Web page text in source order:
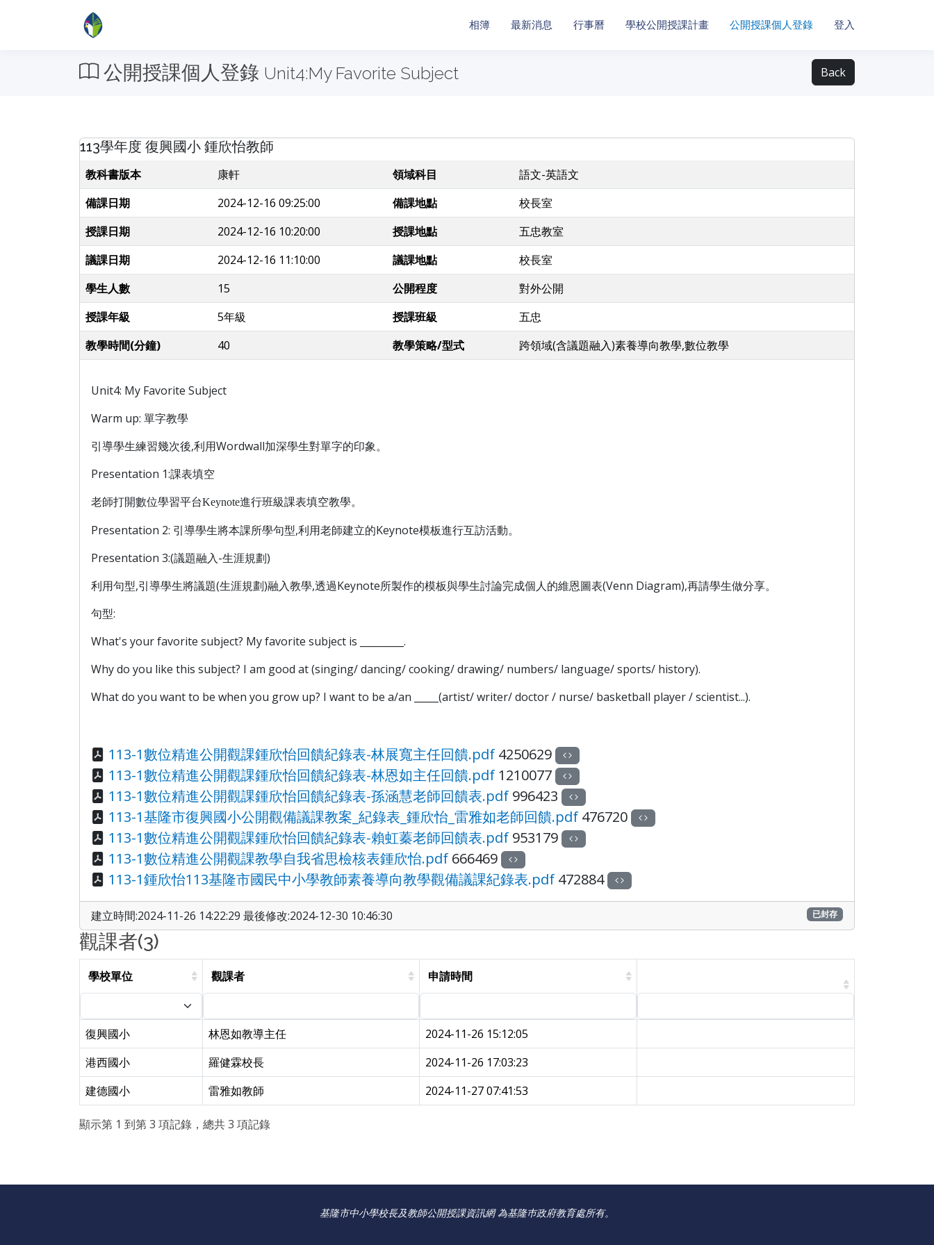
相簿 最新消息 行事曆 學校公開授課計畫 公開授課個人登錄 登入
公開授課個人登錄 Unit4:My Favorite Subject Back
113學年度 復興國小 鍾欣怡教師
教科書版本 康軒 領域科目
語文-英語文
備課日期
2024-12-16 09:25:00 備課地點
校長室
授課日期
2024-12-16 10:20:00 授課地點
五忠教室
議課日期
2024-12-16 11:10:00 議課地點
校長室
學生人數
15 公開程度
對外公開
授課年級
5年級 授課班級
五忠
教學時間(分鐘)
40 教學策略/型式 跨領域(含議題融入)素養導向教學,數位教學
Unit4: My Favorite Subject
Warm up: 單字教學
引導學生練習幾次後,利用Wordwall加深學生對單字的印象。
Presentation 1:課表填空
老師打開數位學習平台Keynote進行班級課表填空教學。
Presentation 2: 引導學生將本課所學句型,利用老師建立的Keynote模板進行互訪活動。
Presentation 3:(議題融入-生涯規劃)
利用句型,引導學生將議題(生涯規劃)融入教學,透過Keynote所製作的模板與學生討論完成個人的維恩圖表(Venn Diagram),再請學生做分享。
句型:
What's your favorite subject? My favorite subject is _________.
Why do you like this subject? I am good at (singing/ dancing/ cooking/ drawing/ numbers/ language/ sports/ history).
What do you want to be when you grow up? I want to be a/an _____(artist/ writer/ doctor / nurse/ basketball player / scientist...).
113-1數位精進公開觀課鍾欣怡回饋紀錄表-林展寬主任回饋.pdf 4250629
113-1數位精進公開觀課鍾欣怡回饋紀錄表-林恩如主任回饋.pdf 1210077
113-1數位精進公開觀課鍾欣怡回饋紀錄表-孫涵慧老師回饋表.pdf 996423
113-1基隆市復興國小公開觀備議課教案_紀錄表_鍾欣怡_雷雅如老師回饋.pdf 476720
113-1數位精進公開觀課鍾欣怡回饋紀錄表-賴虹蓁老師回饋表.pdf 953179
113-1數位精進公開觀課教學自我省思檢核表鍾欣怡.pdf 666469
113-1鍾欣怡113基隆市國民中小學教師素養導向教學觀備議課紀錄表.pdf 472884
建立時間:2024-11-26 14:22:29 最後修改:2024-12-30 10:46:30 已封存
觀課者(3)
學校單位 觀課者 申請時間
復興國小 林恩如教導主任
2024-11-26 15:12:05
港西國小
羅健霖校長
2024-11-26 17:03:23
建德國小
雷雅如教師 2024-11-27 07:41:53
顯示第 1 到第 3 項記錄，總共 3 項記錄
基隆市中小學校長及教師公開授課資訊網 為基隆巿政府教育處所有。